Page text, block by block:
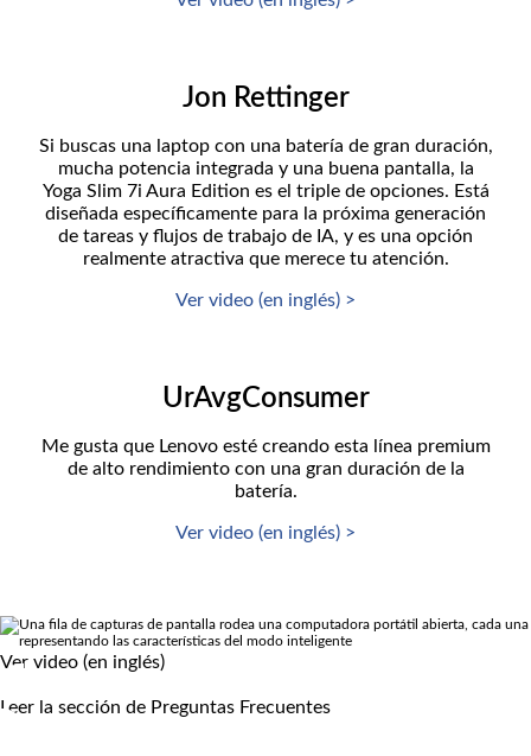
Jon Rettinger
Si buscas una laptop con una batería de gran duración,
mucha potencia integrada y una buena pantalla, la
Yoga Slim 7i Aura Edition es el triple de opciones. Está
diseñada específicamente para la próxima generación
de tareas y flujos de trabajo de IA, y es una opción
realmente atractiva que merece tu atención.
Ver video (en inglés) >
UrAvgConsumer
Me gusta que Lenovo esté creando esta línea premium
de alto rendimiento con una gran duración de la
batería.
Ver video (en inglés) >
Ver video (en inglés)
Leer la sección de Preguntas Frecuentes